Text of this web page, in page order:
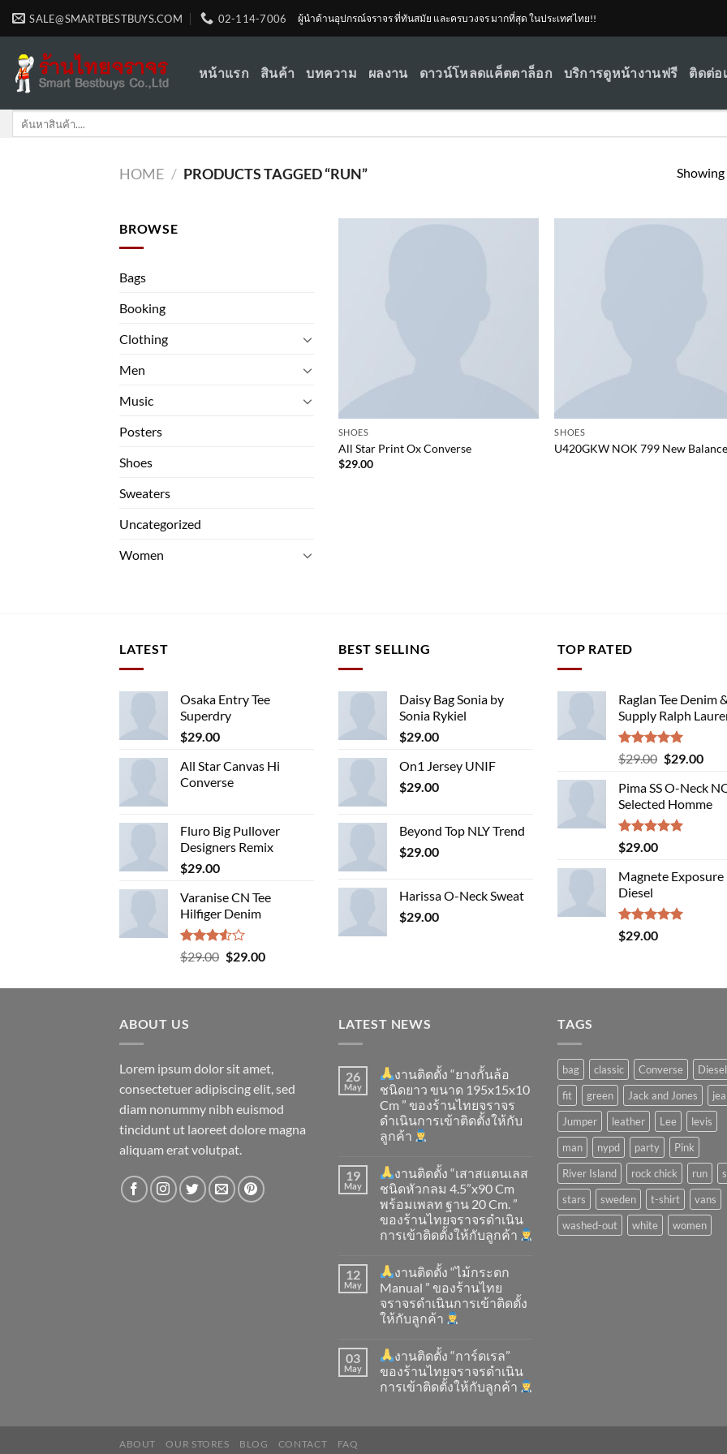
Skip
SALE@SMARTBESTBUYS.COM 02-114-7006 ผู้นำด้านอุปกรณ์จราจร ที่ทันสมัย และครบวงจร มากที่สุด ในประเทศไทย!!
หน้าแรก สินค้า บทความ ผลงาน ดาวน์โหลดแค็ตตาล็อก บริการดูหน้างานฟรี ติดต่อ
Search
HOME / PRODUCTS TAGGED “RUN”
BROWSE
Bags
Booking
Clothing
Men
Music
Posters
Shoes
Sweaters
Uncategorized
Women
SHOES
All Star Print Ox Converse
$29.00
SHOES
U420GKW NOK 799 New Balance
LATEST
Osaka Entry Tee
Superdry
$29.00
All Star Canvas Hi
Converse
Fluro Big Pullover
Designers Remix
$29.00
Varanise CN Tee
Hilfiger Denim
Rated
3.50
$29.00 Original
was:
$29.00Current
is:
BEST SELLING
Daisy Bag Sonia by
Sonia Rykiel
$29.00
On1 Jersey UNIF
$29.00
Beyond Top NLY Trend
$29.00
Harissa O-Neck Sweat
$29.00
TOP RATED
Raglan Tee Denim &
Supply Ralph
Rated5.00
out of 5
$29.00 Original
was:
$29.00.
$29.00
is:
Pima SS O-Neck
Selected Homme
Rated5.00
out of 5
$29.00
Magnete Exposure
Diesel
Rated5.00
out of 5
$29.00
ABOUT US
Lorem ipsum dolor sit amet,
consectetuer adipiscing elit, sed
diam nonummy nibh euismod
tincidunt ut laoreet dolore magna
aliquam erat volutpat.
LATEST NEWS
26
May
งานติดตั้ง “ยางกั้นล้อ
ชนิดยาว ขนาด 195x15x10
Cm ” ของร้านไทยจราจร
ดำเนินการเข้าติดตั้ง​ให้กับ
ลูกค้า
19
May
งานติดตั้ง “เสาสแตนเลส
ชนิดหัวกลม 4.5”x90 Cm
พร้อมเพลท ฐาน 20 Cm. ”
ของร้านไทยจราจรดำเนิน
การเข้าติดตั้ง​ให้กับลูกค้า
12
May
งานติดตั้ง “ไม้กระดก
Manual ” ของร้านไทย
จราจรดำเนินการเข้าติดตั้ง​
ให้กับลูกค้า
03
May
งานติดตั้ง “การ์ดเรล”
ของร้านไทยจราจรดำเนิน
การเข้าติดตั้ง​ให้กับลูกค้า
TAGS
bag classic Converse
Diesel
fit
green Jack and Jones
Jumper
leather Lee
levis
man
nypd party
Pink
River Island
rock chick run
stars
sweden t-shirt
vans
washed-out
white women
ABOUT OUR STORES BLOG CONTACT FAQ